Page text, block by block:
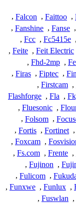
,
Faittoo
,
Falcon
,
,
Fanse
,
Fanshine
,
,
Fc5415e
,
Fcc
,
Feit Electric
,
Feite
,
,
Fhd-2mp
,
,
Fiptec
,
Firas
,
,
Firstcam
,
,
Fla
,
Flashforge
,
Fluesonic
,
,
Folsom
,
,
Fortinet
,
Fortis
,
,
Foxcam
,
,
Frente
,
Fs.com
,
,
Fujinon
,
,
Fulicom
,
,
Funlux
,
Funxwe
,
,
Fuswlan
,